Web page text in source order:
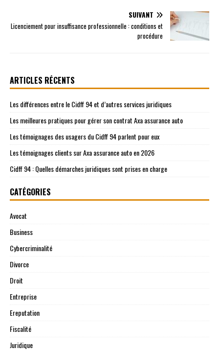
SUIVANT
Licenciement pour insuffisance professionnelle : conditions et
procédure
ARTICLES RÉCENTS
Les différences entre le Cidff 94 et d’autres services juridiques
Les meilleures pratiques pour gérer son contrat Axa assurance auto
Les témoignages des usagers du Cidff 94 parlent pour eux
Les témoignages clients sur Axa assurance auto en 2026
Cidff 94 : Quelles démarches juridiques sont prises en charge
CATÉGORIES
Avocat
Business
Cybercriminalité
Divorce
Droit
Entreprise
Ereputation
Fiscalité
Juridique